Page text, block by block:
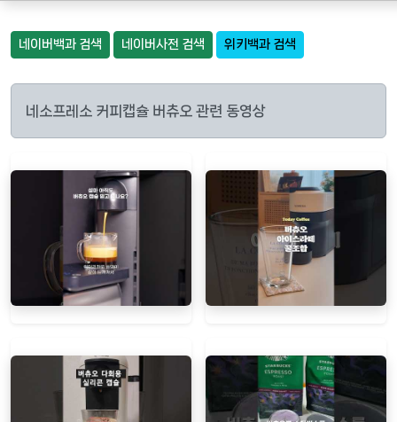
네이버백과 검색 네이버사전 검색 위키백과 검색
네소프레소 커피캡슐 버츄오 관련 동영상